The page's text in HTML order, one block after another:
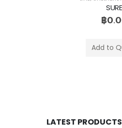
LATEST PRODUCTS